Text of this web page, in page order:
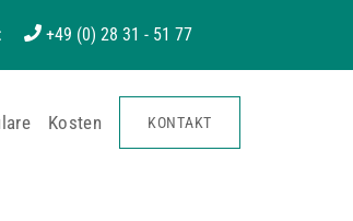
+49 (0) 28 31 - 51 77
Kosten KONTAKT